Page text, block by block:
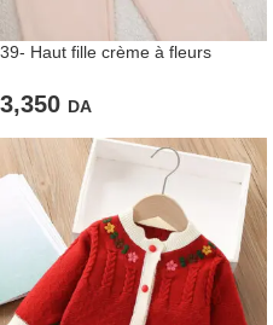
39- Haut fille crème à fleurs
3,350 DA